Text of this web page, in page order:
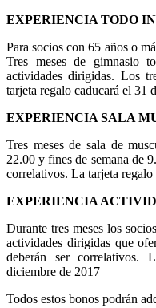
EXPERIENCIA TODO
Para socios con 65 años o
Tres meses de gimnasio
actividades dirigidas. Los
tarjeta regalo caducará el 31
EXPERIENCIA SALA
Tres meses de sala de
22.00 y fines de semana de
correlativos. La tarjeta
EXPERIENCIA
Durante tres meses los
actividades dirigidas que
deberán ser correlativos.
diciembre de 2017
Todos estos bonos podrán